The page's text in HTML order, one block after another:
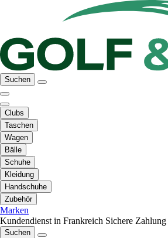
Suchen
Clubs
Taschen
Wagen
Bälle
Schuhe
Kleidung
Handschuhe
Zubehör
Marken
Kundendienst in Frankreich Sichere Zahlung
Suchen